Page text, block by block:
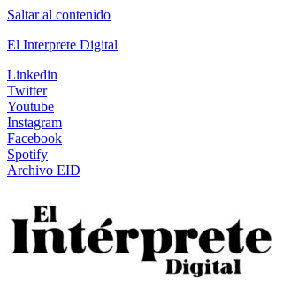
Saltar al contenido
El Interprete Digital
Linkedin
Twitter
Youtube
Instagram
Facebook
Spotify
Archivo EID